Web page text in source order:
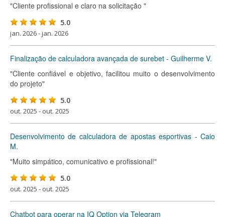
"Cliente profissional e claro na solicitação "
5.0
jan. 2026 - jan. 2026
Finalização de calculadora avançada de surebet - Guilherme V.
"Cliente confiável e objetivo, facilitou muito o desenvolvimento
do projeto"
5.0
out. 2025 - out. 2025
Desenvolvimento de calculadora de apostas esportivas - Caio
M.
"Muito simpático, comunicativo e profissional!"
5.0
out. 2025 - out. 2025
Chatbot para operar na IQ Option via Telegram